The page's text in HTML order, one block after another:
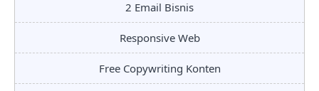
2 Email Bisnis
Responsive Web
Free Copywriting Konten